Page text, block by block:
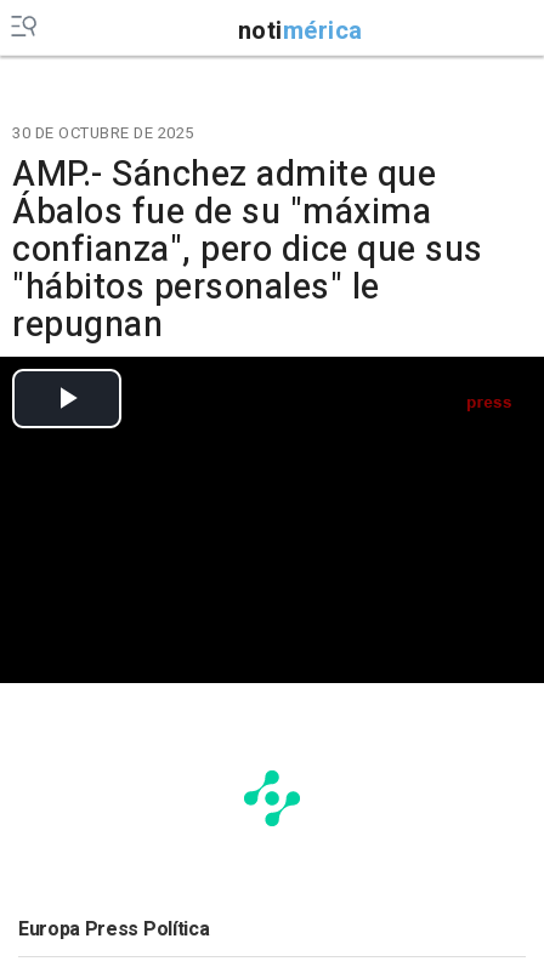
notimérica
30 DE OCTUBRE DE 2025
AMP.- Sánchez admite que
Ábalos fue de su "máxima
confianza", pero dice que sus
"hábitos personales" le
repugnan
Europa Press Política